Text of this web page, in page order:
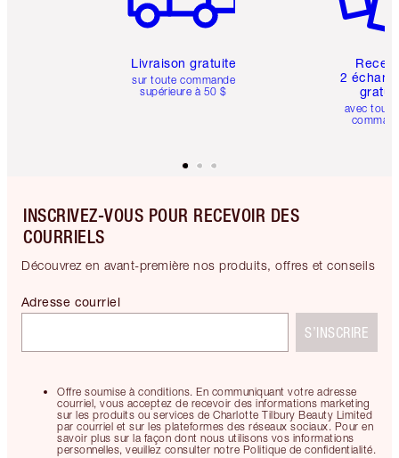
Livraison gratuite
sur toute commande
supérieure à 50 $
2
avec
INSCRIVEZ-VOUS POUR RECEVOIR DES
COURRIELS
Découvrez en avant-première nos produits, offres et conseils
Offre soumise à conditions. En communiquant votre adresse
courriel, vous acceptez de recevoir des informations marketing
sur les produits ou services de Charlotte Tilbury Beauty Limited
par courriel et sur les plateformes des réseaux sociaux. Pour en
savoir plus sur la façon dont nous utilisons vos informations
personnelles, veuillez consulter notre Politique de confidentialité.
Adresse courriel
S’INSCRIRE